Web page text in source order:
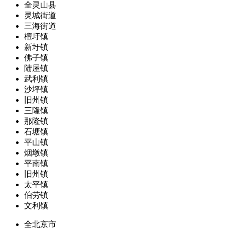
全灵山县
灵城街道
三海街道
檀圩镇
新圩镇
佛子镇
陆屋镇
武利镇
沙坪镇
旧州镇
三隆镇
那隆镇
石塘镇
平山镇
烟墩镇
平南镇
旧州镇
太平镇
伯劳镇
文利镇
全北京市